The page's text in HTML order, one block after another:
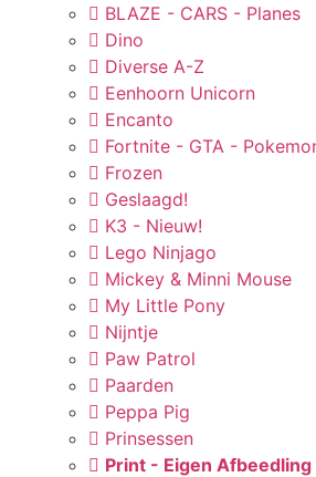
BLAZE - CARS - Planes
Dino
Diverse A-Z
Eenhoorn Unicorn
Encanto
Fortnite - GTA -
Frozen
Geslaagd!
K3 - Nieuw!
Lego Ninjago
Mickey & Minni Mouse
My Little Pony
Nijntje
Paw Patrol
Paarden
Peppa Pig
Prinsessen
Print - Eigen Afbeedling